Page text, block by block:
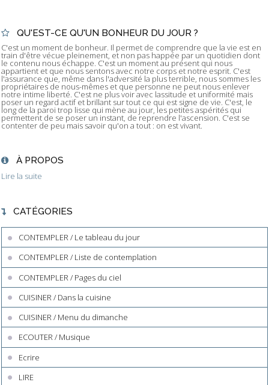
QU'EST-CE QU'UN BONHEUR DU JOUR ?
C'est un moment de bonheur. Il permet de comprendre que la vie est en
train d'être vécue pleinement, et non pas happée par un quotidien dont
le contenu nous échappe. C'est un moment au présent qui nous
appartient et que nous sentons avec notre corps et notre esprit. C'est
l'assurance que, même dans l'adversité la plus terrible, nous sommes les
propriétaires de nous-mêmes et que personne ne peut nous enlever
notre intime liberté. C'est ne plus voir avec lassitude et uniformité mais
poser un regard actif et brillant sur tout ce qui est signe de vie. C'est, le
long de la paroi trop lisse qui mène au jour, les petites aspérités qui
permettent de se poser un instant, de reprendre l'ascension. C'est se
contenter de peu mais savoir qu'on a tout : on est vivant.
À PROPOS
Lire la suite
CATÉGORIES
CONTEMPLER / Le tableau du jour
CONTEMPLER / Liste de contemplation
CONTEMPLER / Pages du ciel
CUISINER / Dans la cuisine
CUISINER / Menu du dimanche
ECOUTER / Musique
Ecrire
LIRE